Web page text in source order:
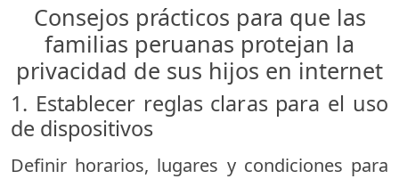
Consejos prácticos para que las
familias peruanas protejan la
privacidad de sus hijos en internet
1. Establecer reglas claras para el uso
de dispositivos
Definir horarios, lugares y condiciones para